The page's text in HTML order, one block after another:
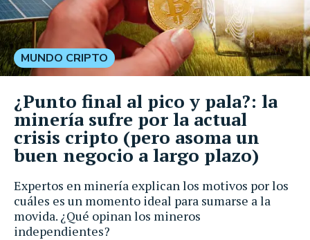
Expertos en minería explican los motivos por los
cuáles es un momento ideal para sumarse a la
movida. ¿Qué opinan los mineros
independientes?
MUNDO CRIPTO
¿Punto final al pico y pala?: la
minería sufre por la actual
crisis cripto (pero asoma un
buen negocio a largo plazo)